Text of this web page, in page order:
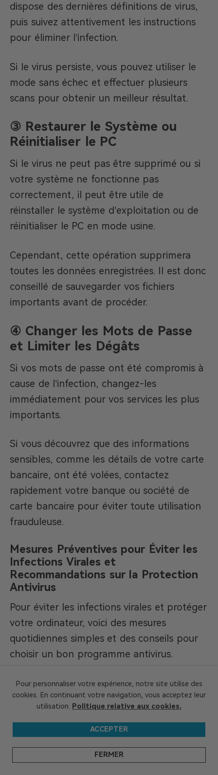
dispose des dernières définitions de virus,
puis suivez attentivement les instructions
pour éliminer l’infection.
Si le virus persiste, vous pouvez utiliser le
mode sans échec et effectuer plusieurs
scans pour obtenir un meilleur résultat.
③ Restaurer le Système ou
Réinitialiser le PC
Si le virus ne peut pas être supprimé ou si
votre système ne fonctionne pas
correctement, il peut être utile de
réinstaller le système d’exploitation ou de
réinitialiser le PC en mode usine.
Cependant, cette opération supprimera
toutes les données enregistrées. Il est donc
conseillé de sauvegarder vos fichiers
importants avant de procéder.
④ Changer les Mots de Passe
et Limiter les Dégâts
Si vos mots de passe ont été compromis à
cause de l’infection, changez-les
immédiatement pour vos services les plus
importants.
Si vous découvrez que des informations
sensibles, comme les détails de votre carte
bancaire, ont été volées, contactez
rapidement votre banque ou société de
carte bancaire pour éviter toute utilisation
frauduleuse.
Mesures Préventives pour Éviter les
Infections Virales et
Recommandations sur la Protection
Antivirus
Pour éviter les infections virales et protéger
votre ordinateur, voici des mesures
quotidiennes simples et des conseils pour
choisir un bon programme antivirus.
Mesures de Base pour Prévenir
les Infections Virales
Pour garder votre ordinateur à l’abri des
virus, le meilleur conseil de sécurité est de «
ne pas les laisser entrer ni s’exécuter ».
Vous pouvez réduire les risques d’infection
Pour personnaliser votre expérience, notre site utilise des
cookies. En continuant votre navigation, vous acceptez leur
utilisation. Politique relative aux cookies.
ACCEPTER
FERMER